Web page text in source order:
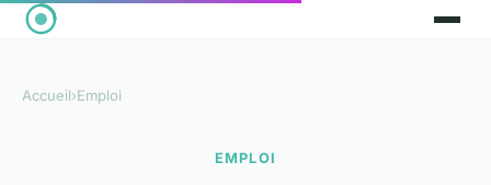
Accueil›Emploi
EMPLOI